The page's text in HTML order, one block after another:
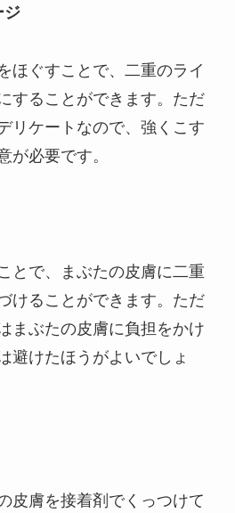
ジ
ほぐすことで、二重のライ
することができます。ただ
リケートなので、強くこす
が必要です。
とで、まぶたの皮膚に二重
けることができます。ただ
まぶたの皮膚に負担をかけ
避けたほうがよいでしょ
皮膚を接着剤でくっつけて